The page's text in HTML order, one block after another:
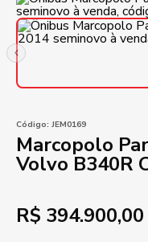
Código: JEM0169
Marcopolo
Volvo B340R
R$ 394.900,00